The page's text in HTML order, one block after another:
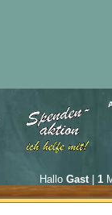
Hallo Gast| 1